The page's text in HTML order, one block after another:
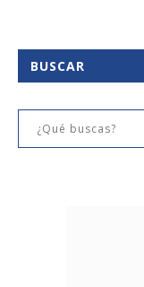
BUSCAR